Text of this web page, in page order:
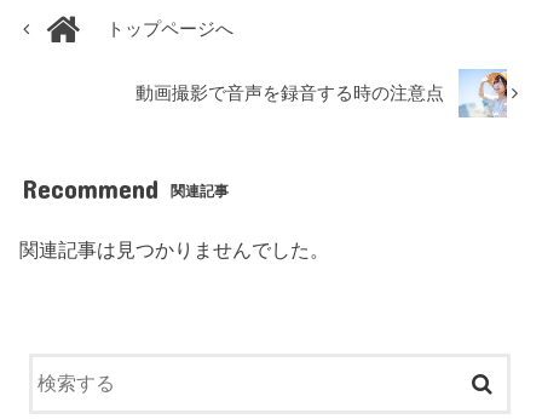
トップページへ
動画撮影で音声を録音する時の注意点
Recommend 関連記事
関連記事は見つかりませんでした。